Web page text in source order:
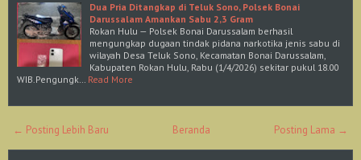
Dua Pria Ditangkap di Teluk Sono, Polsek Bonai
Darussalam Amankan Sabu 2,3 Gram
Rokan Hulu — Polsek Bonai Darussalam berhasil
mengungkap dugaan tindak pidana narkotika jenis sabu di
wilayah Desa Teluk Sono, Kecamatan Bonai Darussalam,
Kabupaten Rokan Hulu, Rabu (1/4/2026) sekitar pukul 18.00
WIB.Pengungk… Read More
← Posting Lebih Baru Posting Lama →
Beranda